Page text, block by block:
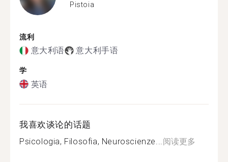
Pistoia
流利
意大利语 意大利手语
学
英语
我喜欢谈论的话题
Psicologia, Filosofia, Neuroscienze... 阅读更多